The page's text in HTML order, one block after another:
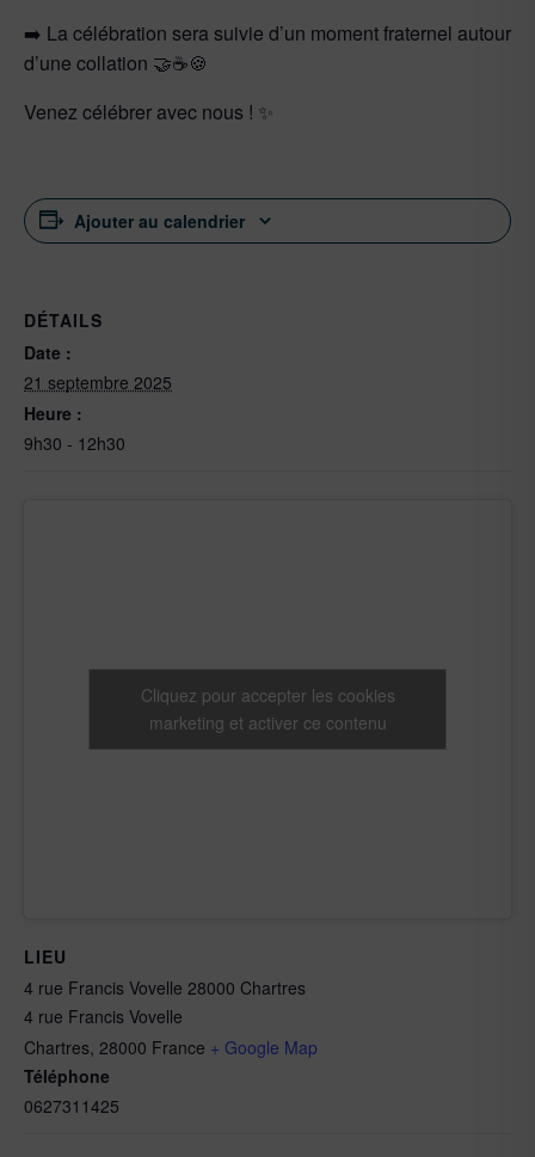
➡️ La célébration sera suivie d’un moment fraternel autour
d’une collation 🤝☕🍪
Venez célébrer avec nous ! ✨
Ajouter au calendrier
DÉTAILS
Date :
21 septembre 2025
Heure :
9h30 - 12h30
LIEU
4 rue Francis Vovelle 28000 Chartres
4 rue Francis Vovelle
Chartres, 28000 France + Google Map
Téléphone
0627311425
Cliquez pour accepter les cookies
marketing et activer ce contenu